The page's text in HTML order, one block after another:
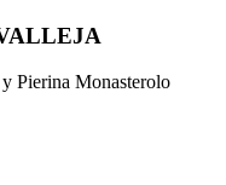
Pierina Monasterolo